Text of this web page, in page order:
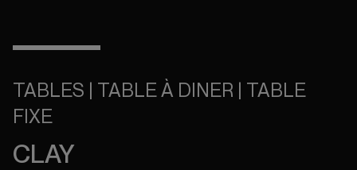
TABLES | TABLE À DINER | TABLE
FIXE
CLAY